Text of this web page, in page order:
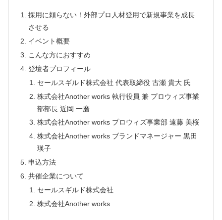
採用に頼らない！外部プロ人材登用で新規事業を成長
させる
イベント概要
こんな方におすすめ
登壇者プロフィール
セールスギルド株式会社 代表取締役 古瀬 貴大 氏
株式会社Another works 執行役員 兼 プロウィズ事業
部部長 近岡 一磨
株式会社Another works プロウィズ事業部 遠藤 美桜
株式会社Another works ブランドマネージャー 黒田
瑛子
申込方法
共催企業について
セールスギルド株式会社
株式会社Another works